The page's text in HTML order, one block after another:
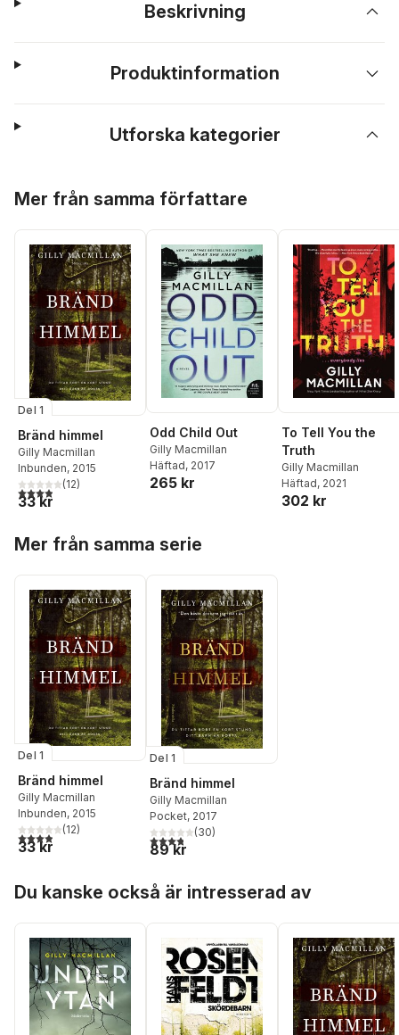
Beskrivning
Produktinformation
Utforska kategorier
Mer från samma författare
Del 1
Bränd himmel
Gilly Macmillan
Inbunden, 2015
3,9utav 5 stjärnor. Totalt antal röster:
(12)
33 kr
Odd Child Out
Gilly Macmillan
Häftad, 2017
265 kr
To Tell You the
Truth
Gilly Macmillan
Häftad, 2021
302 kr
Mer från samma serie
Del 1
Bränd himmel
Gilly Macmillan
Inbunden, 2015
3,9utav 5 stjärnor. Totalt antal röster:
(12)
33 kr
Del 1
Bränd himmel
Gilly Macmillan
Pocket, 2017
3,8utav 5 stjärnor. Totalt antal röster:
(30)
89 kr
Du kanske också är intresserad av